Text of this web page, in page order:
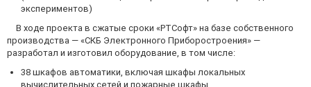
экспериментов)
В ходе проекта в сжатые сроки «РТСофт» на базе собственного
производства — «СКБ Электронного Приборостроения» —
разработал и изготовил оборудование, в том числе:
38 шкафов автоматики, включая шкафы локальных
вычислительных сетей и пожарные шкафы